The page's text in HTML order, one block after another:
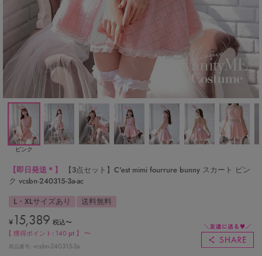
ピンク
【即日発送＊】
【3点セット】C'est mimi fourrure bunny スカート ピン
ク vcsbn-240315-3a-ac
L・XLサイズあり
送料無料
¥ 15,389 税込〜
【 獲得ポイント: 140 pt 】 〜
商品番号 vcsbn-240315-3a